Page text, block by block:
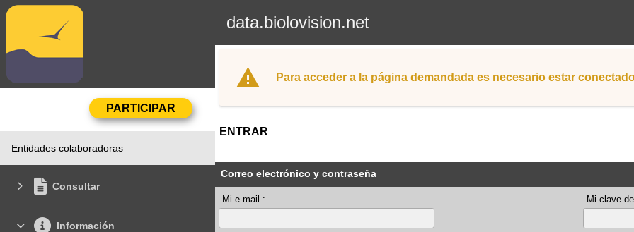
data.biolovision.net
Entidades colaboradoras
Consultar
Información
Para acceder a la página demandada es necesario estar
ENTRAR
Correo electrónico y contraseña
Mi e-mail : Mi clave